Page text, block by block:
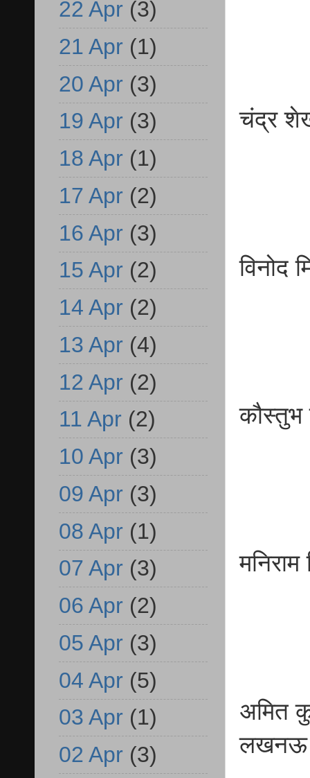
अमित
22 Apr (3)
21 Apr (1)
20 Apr (3)
19 Apr (3)
18 Apr (1)
17 Apr (2)
16 Apr (3)
15 Apr (2)
14 Apr (2)
13 Apr (4)
12 Apr (2)
11 Apr (2)
10 Apr (3)
09 Apr (3)
08 Apr (1)
07 Apr (3)
06 Apr (2)
05 Apr (3)
04 Apr (5)
03 Apr (1)
02 Apr (3)